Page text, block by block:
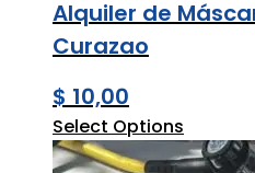
Alquiler de
Curazao
$ 10,00
Select Options